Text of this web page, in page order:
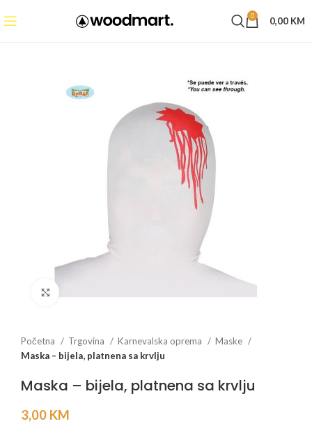
0 0,00 KM
Početna Trgovina Karnevalska oprema
Maske
Maska – bijela, platnena sa krvlju
Maska – bijela, platnena sa krvlju
3,00 KM